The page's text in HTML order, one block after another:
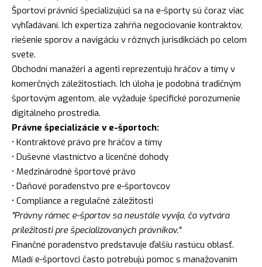
Športoví právnici špecializujúci sa na e-športy sú čoraz viac
vyhľadávaní. Ich expertíza zahŕňa negociovanie kontraktov,
riešenie sporov a navigáciu v rôznych jurisdikciách po celom
svete.
Obchodní manažéri a agenti reprezentujú hráčov a tímy v
komerčných záležitostiach. Ich úloha je podobná tradičným
športovým agentom, ale vyžaduje špecifické porozumenie
digitálneho prostredia.
Právne špecializácie v e-športoch:
• Kontraktové právo pre hráčov a tímy
• Duševné vlastníctvo a licenčné dohody
• Medzinárodné športové právo
• Daňové poradenstvo pre e-športovcov
• Compliance a regulačné záležitosti
"Právny rámec e-športov sa neustále vyvíja, čo vytvára
príležitosti pre špecializovaných právnikov."
Finančné poradenstvo predstavuje ďalšiu rastúcu oblasť.
Mladí e-športovci často potrebujú pomoc s manažovaním